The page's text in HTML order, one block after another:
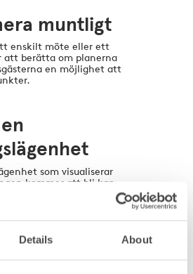
Details About
muntligt
enskilt möte eller ett
att berätta om planerna
en möjlighet att
som visualiserar
kommer att bli kan
skriftligt
till